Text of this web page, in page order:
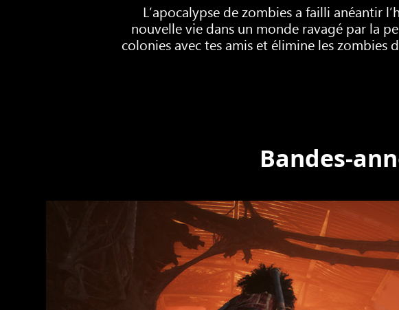
L’apocalypse de zombies a failli anéantir
nouvelle vie dans un monde ravagé par la
colonies avec tes amis et élimine les zombies
Bandes-